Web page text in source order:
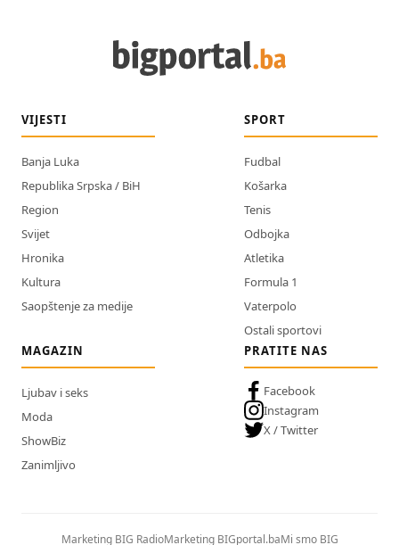
VIJESTI
Banja Luka
Republika Srpska / BiH
Region
Svijet
Hronika
Kultura
Saopštenje za medije
SPORT
Fudbal
Košarka
Tenis
Odbojka
Atletika
Formula 1
Vaterpolo
Ostali sportovi
MAGAZIN
Ljubav i seks
Moda
ShowBiz
Zanimljivo
PRATITE NAS
Facebook
Instagram
X / Twitter
Marketing BIG RadioMarketing BIGportal.baMi smo BIG